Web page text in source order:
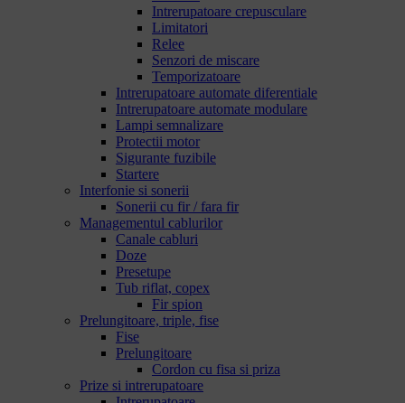
Intrerupatoare crepusculare
Limitatori
Relee
Senzori de miscare
Temporizatoare
Intrerupatoare automate diferentiale
Intrerupatoare automate modulare
Lampi semnalizare
Protectii motor
Sigurante fuzibile
Startere
Interfonie si sonerii
Sonerii cu fir / fara fir
Managementul cablurilor
Canale cabluri
Doze
Presetupe
Tub riflat, copex
Fir spion
Prelungitoare, triple, fise
Fise
Prelungitoare
Cordon cu fisa si priza
Prize si intrerupatoare